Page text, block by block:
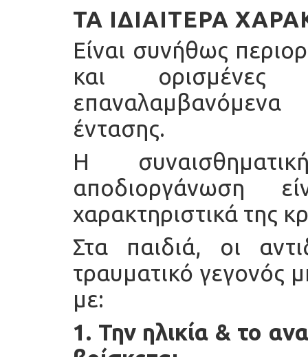
ΤΑ ΙΔΙΑΊΤΕΡΑ
Είναι συνήθως
και ορισμένες
έντασης.
Η
χαρακτηριστικά της
Στα παιδιά, οι
τραυματικό γεγονός
με:
1. Την ηλικία & το